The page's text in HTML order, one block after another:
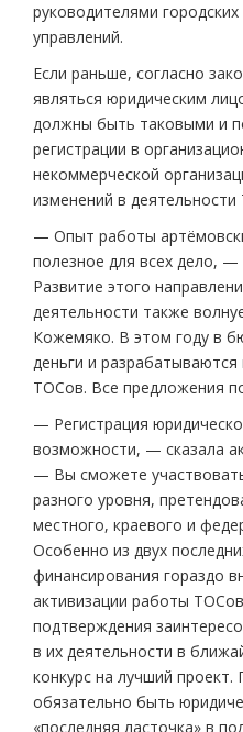
руководителями
управлений.
Если раньше, согласно
являться юридическим
должны быть таковыми и
регистрации в
некоммерческой
изменений в
— Опыт работы
полезное для всех дело,
Развитие этого
деятельности также
Кожемяко. В этом году в
деньги и
ТОСов. Все предложения
— Регистрация
возможности, — сказала
— Вы сможете
разного уровня,
местного, краевого и
Особенно из двух
финансирования гораздо
активизации работы
подтверждения
в их деятельности в
конкурс на лучший проект.
обязательно быть
«последняя ласточка» в